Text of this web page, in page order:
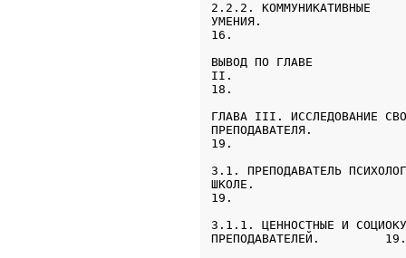
2.2.2. КОММУНИКАТИВНЫЕ
16.
ВЫВОД ПО ГЛАВЕ
II.
ГЛАВА III. ИССЛЕДОВАНИЕ
19.
3.1. ПРЕПОДАВАТЕЛЬ
19.
3.1.1. ЦЕННОСТНЫЕ И
ПРЕПОДАВАТЕЛЕЙ.         19.